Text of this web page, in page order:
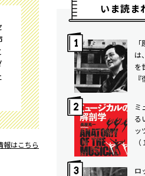
報はこちら
いま読ま
は
を
ミ
る
ッ
（
ロ